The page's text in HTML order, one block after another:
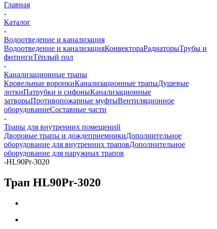
Главная
-
Каталог
-
Водоотведение и канализация
Водоотведение и канализацияКонвектораРадиаторыТрубы и
фитингиТёплый пол
-
Канализационные трапы
Кровельные воронкиКанализационные трапыДушевые
лоткиПатрубки и сифоныКанализационные
затворыПротивопожарные муфтыВентиляционное
оборудованиеСоставные части
-
Трапы для внутренних помещений
Дворовые трапы и дождеприемникиДополнительное
оборудование для внутренних траповДополнительное
оборудование для наружных трапов
-HL90Pr-3020
Трап HL90Pr-3020